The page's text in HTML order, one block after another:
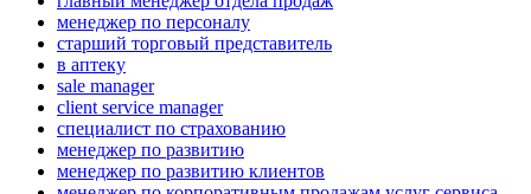
менеджер по персоналу
старший торговый представитель
в аптеку
sale manager
client service manager
специалист по страхованию
менеджер по развитию
менеджер по развитию клиентов